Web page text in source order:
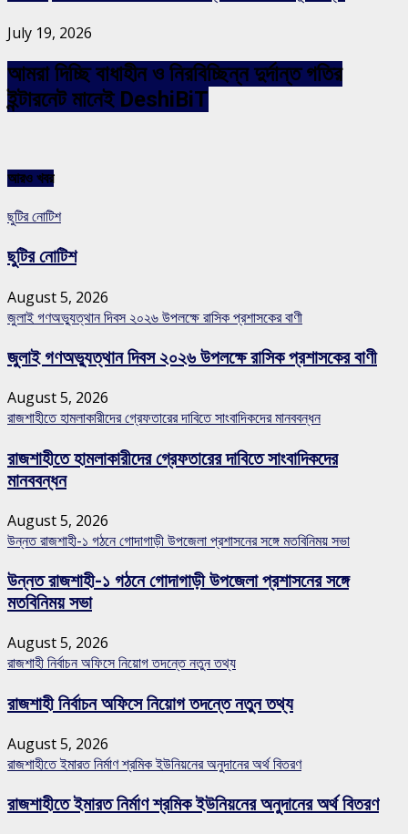
July 19, 2026
আমরা দিচ্ছি বাধাহীন ও নিরবিচ্ছিন্ন দুর্দান্ত গতির
ইন্টারনেট মানেই DeshiBiT
আরও খবর
ছুটির নোটিশ
ছুটির নোটিশ
August 5, 2026
জুলাই গণঅভ্যুত্থান দিবস ২০২৬ উপলক্ষে রাসিক প্রশাসকের বাণী
জুলাই গণঅভ্যুত্থান দিবস ২০২৬ উপলক্ষে রাসিক প্রশাসকের বাণী
August 5, 2026
রাজশাহীতে হামলাকারীদের গ্রেফতারের দাবিতে সাংবাদিকদের মানববন্ধন
রাজশাহীতে হামলাকারীদের গ্রেফতারের দাবিতে সাংবাদিকদের
মানববন্ধন
August 5, 2026
উন্নত রাজশাহী-১ গঠনে গোদাগাড়ী উপজেলা প্রশাসনের সঙ্গে মতবিনিময় সভা
উন্নত রাজশাহী-১ গঠনে গোদাগাড়ী উপজেলা প্রশাসনের সঙ্গে
মতবিনিময় সভা
August 5, 2026
রাজশাহী নির্বাচন অফিসে নিয়োগ তদন্তে নতুন তথ্য
রাজশাহী নির্বাচন অফিসে নিয়োগ তদন্তে নতুন তথ্য
August 5, 2026
রাজশাহীতে ইমারত নির্মাণ শ্রমিক ইউনিয়নের অনুদানের অর্থ বিতরণ
রাজশাহীতে ইমারত নির্মাণ শ্রমিক ইউনিয়নের অনুদানের অর্থ বিতরণ